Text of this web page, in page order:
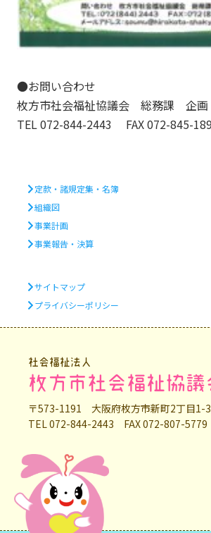
●お問い合わせ
枚方市社会福祉協議会 総務課 企画
TEL 072-844-2443 FAX 072-845-
定款・諸規定集・名簿
組織図
事業計画
事業報告・決算
サイトマップ
プライバシーポリシー
社会福祉法人
枚方市社会福祉協議
〒573-1191 大阪府枚方市新町2丁目1-
TEL 072-844-2443 FAX 072-807-5779